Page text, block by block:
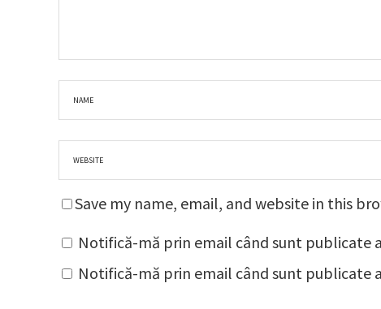
Save my name, email, and website in this
Notifică-mă prin email când sunt publicate
Notifică-mă prin email când sunt publicate